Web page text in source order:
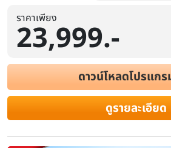
ทัวร์มองโกลเลียใน ส
หุบเขาแม่น้ำหวงเหอ ท
(พักเกอร์ 1 คืน) รวมค่า
ระยะเวลา โรงแรม
ไฮไลท์Day 1: สนามบินสุวรรณภูมิ – สนาม
ราคาเพียง
23,999.-
ดาวน์โหลดโปรแก
ดูรายละเอียด